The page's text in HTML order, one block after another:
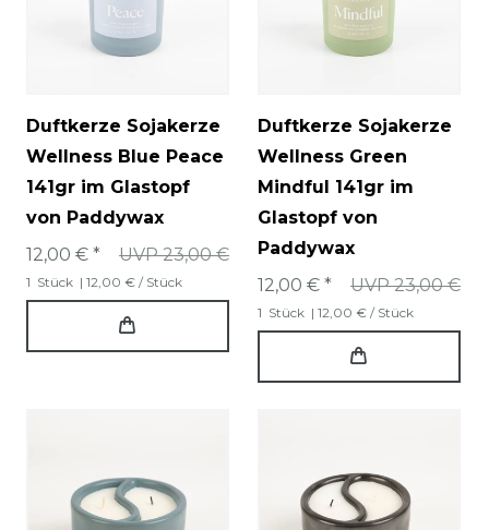
Duftkerze Sojakerze
Wellness Blue Peace
141gr im Glastopf
von Paddywax
UVP 23,00 €
12,00 € *
1 Stück | 12,00 € / Stück
Duftkerze Sojakerze
Wellness Green
Mindful 141gr im
Glastopf von
Paddywax
UVP 23,00 €
12,00 € *
1 Stück | 12,00 € / Stück